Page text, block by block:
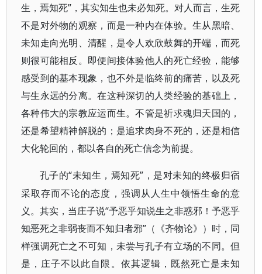
生，焉知死”，其实知生也未必知死。对人而言，生死
不是对外物的观察，而是一种内在体验。生从黑暗、
未知走向光明、清醒，是令人欢欣鼓舞的开端，而死
则很可能相反。即便间接体验他人的死亡经验，能够
感受到的基本现象，也不外是临终前的痛苦，以及死
与生永远的分离。在这种深切的人类经验的基础上，
各种伟大的宗教应运而生。不管是祈求魂归天国的，
还是希望精神解脱的；是追求肉身不死的，还是相信
大化轮回的，都以各自的死亡信念为前提。
孔子的“未知生，焉知死”，是对未知的终极归宿
采取存而不论的态度，强调从人生中领悟生命的意
义。其实，当庄子说“予恶乎知说生之非惑邪！予恶乎
知恶死之非弱丧而不知归者邪”（《齐物论》）时，同
样强调死亡之不可知，未尝与孔子有立场的不同。但
是，庄子不以此自限。依其逻辑，既然死亡是未知